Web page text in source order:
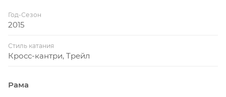
Год-Сезон
2015
Стиль катания
Кросс-кантри, Трейл
Рама